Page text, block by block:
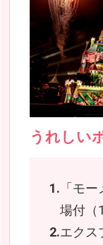
うれしい
「モ
場付（
エクス